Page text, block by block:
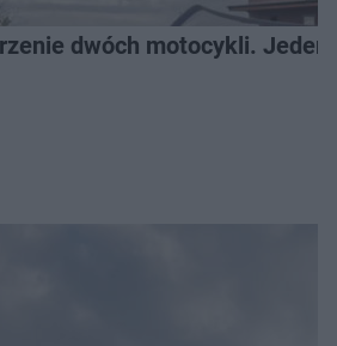
dwóch motocykli.